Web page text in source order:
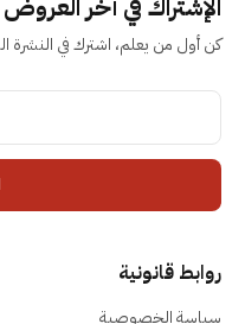
الإشتراك في آخر
كن أول من يعلم، اشترك في النشرة
روابط قانونية
سياسة الخصوصية